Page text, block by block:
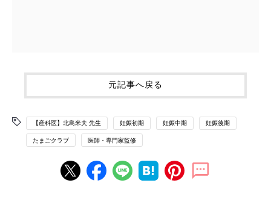
元記事へ戻る
【産科医】北島米夫 先生 妊娠初期 妊娠中期 妊娠後期
たまごクラブ 医師・専門家監修